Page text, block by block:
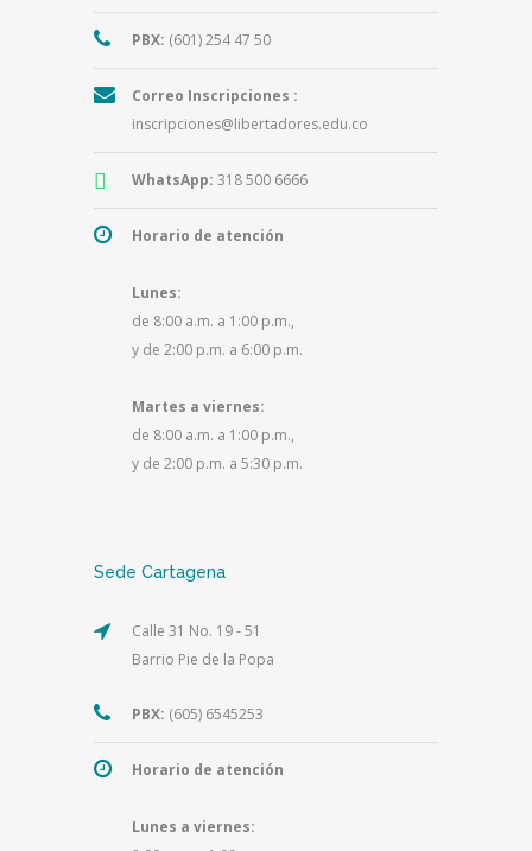
PBX: (601) 254 47 50
Correo Inscripciones :
inscripciones@libertadores.edu.co
WhatsApp: 318 500 6666
Horario de atención
Lunes:
de 8:00 a.m. a 1:00 p.m.,
y de 2:00 p.m. a 6:00 p.m.
Martes a viernes:
de 8:00 a.m. a 1:00 p.m.,
y de 2:00 p.m. a 5:30 p.m.
Sede Cartagena
Calle 31 No. 19 - 51
Barrio Pie de la Popa
PBX: (605) 6545253
Horario de atención
Lunes a viernes: